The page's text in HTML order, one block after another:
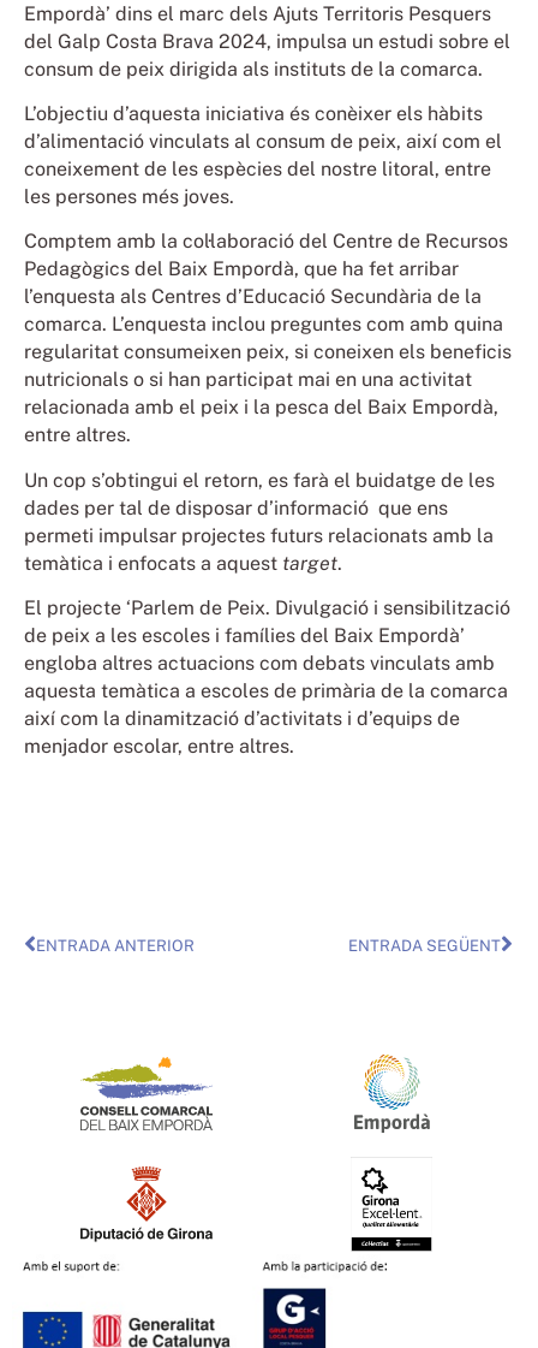
Empordà’ dins el marc dels Ajuts Territoris Pesquers
del Galp Costa Brava 2024, impulsa un estudi sobre el
consum de peix dirigida als instituts de la comarca.
L’objectiu d’aquesta iniciativa és conèixer els hàbits
d’alimentació vinculats al consum de peix, així com el
coneixement de les espècies del nostre litoral, entre
les persones més joves.
Comptem amb la col·laboració del Centre de Recursos
Pedagògics del Baix Empordà, que ha fet arribar
l’enquesta als Centres d’Educació Secundària de la
comarca. L’enquesta inclou preguntes com amb quina
regularitat consumeixen peix, si coneixen els beneficis
nutricionals o si han participat mai en una activitat
relacionada amb el peix i la pesca del Baix Empordà,
entre altres.
Un cop s’obtingui el retorn, es farà el buidatge de les
dades per tal de disposar d’informació que ens
permeti impulsar projectes futurs relacionats amb la
temàtica i enfocats a aquest target.
El projecte ‘Parlem de Peix. Divulgació i sensibilització
de peix a les escoles i famílies del Baix Empordà’
engloba altres actuacions com debats vinculats amb
aquesta temàtica a escoles de primària de la comarca
així com la dinamització d’activitats i d’equips de
menjador escolar, entre altres.
ENTRADA ANTERIOR ENTRADA SEGÜENT